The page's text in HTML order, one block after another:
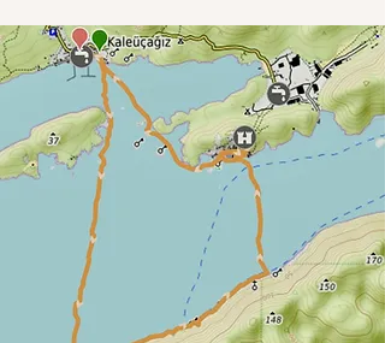
esplorare la Costa Turchese.
Adattiamo il percorso ogni mattina per
adattarlo alle condizioni del mare, in modo che
il tour rimanga calmo, confortevole e piacevole
per tutti. C'è tutto il tempo per scattare foto,
godersi il paesaggio e ambientarsi nel ritmo
della giornata.
Pagaia sopra la città sommersa di Kekova